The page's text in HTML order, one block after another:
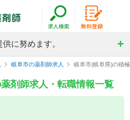
に努めます。
岐阜市の薬剤師求人 岐阜市(岐阜県)の積
剤師求人・転職情報一覧